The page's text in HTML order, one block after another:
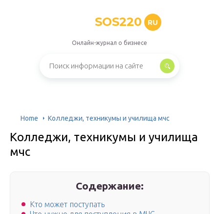
SOS220 RU
Онлайн-журнал о бизнесе
Home Колледжи, техникумы и училища мчс
Колледжи, техникумы и училища
мчс
Содержание:
Кто может поступать